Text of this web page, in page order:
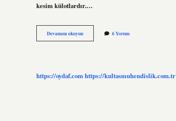
kesim külotlardır.…
Devamını okuyunDikişsiz
Kilota
6 Yorum
https://oydaf.comhttps://kultasmuhendislik.com.tr